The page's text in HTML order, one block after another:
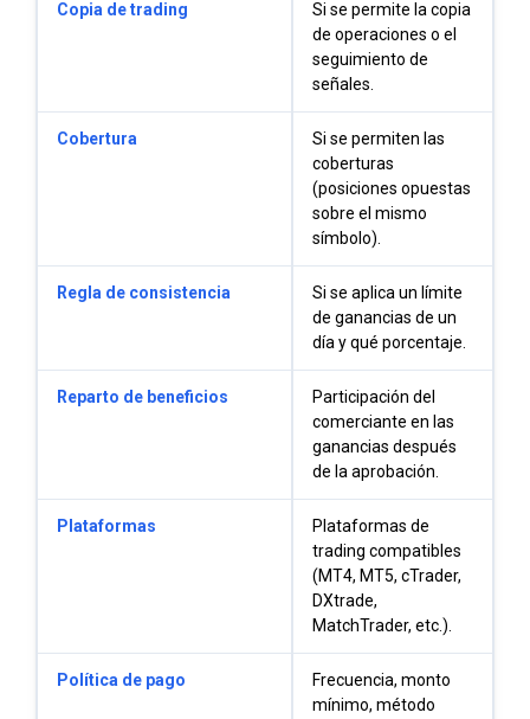
Copia de trading
Si se permite la copia
de operaciones o el
seguimiento de
señales.
Cobertura
Si se permiten las
coberturas
(posiciones opuestas
sobre el mismo
símbolo).
Regla de consistencia
Si se aplica un límite
de ganancias de un
día y qué porcentaje.
Reparto de beneficios
Participación del
comerciante en las
ganancias después
de la aprobación.
Plataformas
Plataformas de
trading compatibles
(MT4, MT5, cTrader,
DXtrade,
MatchTrader, etc.).
Política de pago
Frecuencia, monto
mínimo, método